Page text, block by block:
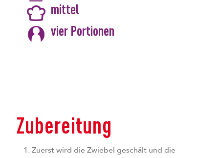
mittel
vier Portionen
Zubereitung
Zuerst wird die Zwiebel geschält und die